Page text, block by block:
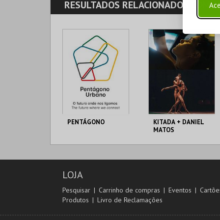
FLOR
MAIS INFO
COMPRAR
RESULTADOS RELACIONADOS COM
PENTÁGONO
PENTÁGONO
AQUISIÇÃO
COMPRAR
KITADA + DANIEL
MATOS
A OFICINA CIPRL
AQUISIÇÃO
LOJA
Pesquisar Carrinho de compras Eventos
Produtos
Livro de Reclamações